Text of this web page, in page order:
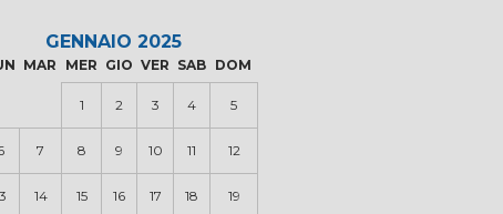
GENNAIO 2025
MAR MER GIO VER SAB DOM
1 2 3 4 5
7 8 9 10 11 12
14 15 16 17 18 19